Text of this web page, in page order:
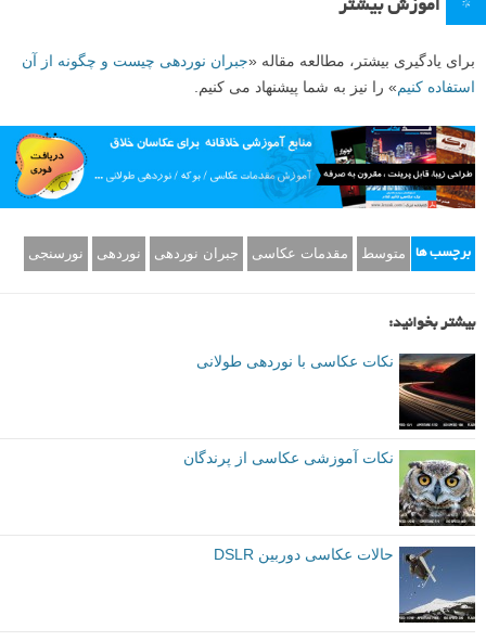
آموزش بیشتر
برای یادگیری بیشتر، مطالعه مقاله «جبران نوردهی چیست و چگونه از آن
استفاده کنیم» را نیز به شما پیشنهاد می کنیم.
برچسب ها متوسط مقدمات عکاسی جبران نوردهی نوردهی نورسنجی
بیشتر بخوانید:
نکات عکاسی با نوردهی طولانی
نکات آموزشی عکاسی از پرندگان
حالات عکاسی دوربین DSLR